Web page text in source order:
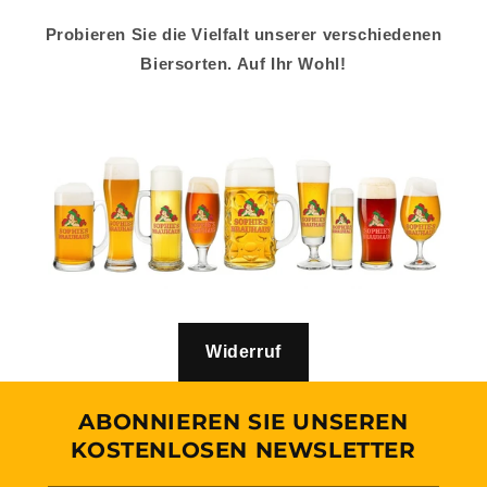
Probieren Sie die Vielfalt unserer verschiedenen
Biersorten. Auf Ihr Wohl!
Widerruf
ABONNIEREN SIE UNSEREN
KOSTENLOSEN NEWSLETTER